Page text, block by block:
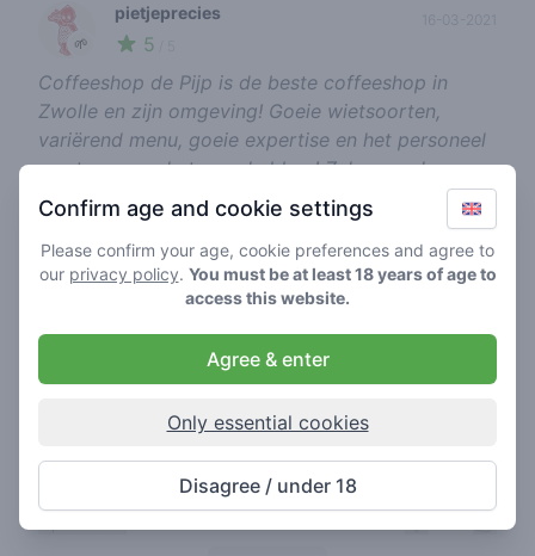
🌱
pietjeprecies
5
16-03-2021
Coffeeshop de Pijp is de beste coffeeshop in
Zwolle en zijn omgeving! Goeie wietsoorten,
variërend menu, goeie expertise en het personeel
weet waar ze het over hebben! Zeker een keer
naartoe gaan als je er niet bent geweest!
+4
21-10-2020
personeel -Ze weten wat ze verkopen -Goeie
kwaliteit -Wegen waar je bij staat Topshop, hier
ben ik niet meer weg te slaan!
Confirm age and cookie settings
Please confirm your age, cookie preferences and agree to
our privacy policy. You must be at least 18 years of age to
access this website.
Agree & enter
Only essential cookies
Disagree / under 18